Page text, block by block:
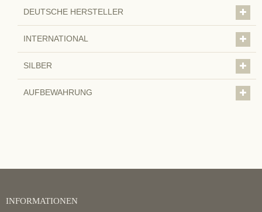
DEUTSCHE HERSTELLER
INTERNATIONAL
SILBER
AUFBEWAHRUNG
INFORMATIONEN